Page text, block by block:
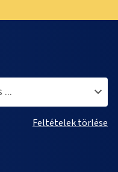
Feltételek törlése